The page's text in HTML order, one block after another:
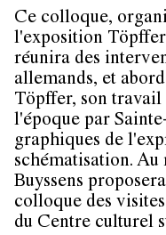
Ce colloque,
l'exposition
réunira des
allemands, et
Töpffer, son
l'époque par
graphiques de
schématisation. Au
Buyssens
colloque des
du Centre culturel